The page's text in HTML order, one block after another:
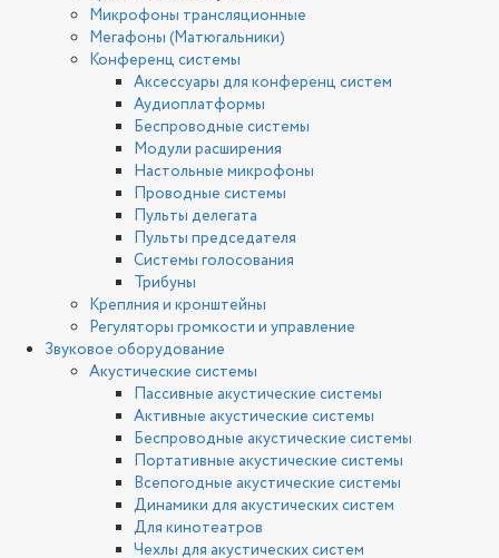
Микрофоны трансляционные
Мегафоны (Матюгальники)
Конференц системы
Аксессуары для конференц систем
Аудиоплатформы
Беспроводные системы
Модули расширения
Настольные микрофоны
Проводные системы
Пульты делегата
Пульты председателя
Системы голосования
Трибуны
Креплния и кронштейны
Регуляторы громкости и управление
Звуковое оборудование
Акустические системы
Пассивные акустические системы
Активные акустические системы
Беспроводные акустические системы
Портативные акустические системы
Всепогодные акустические системы
Динамики для акустических систем
Для кинотеатров
Чехлы для акустических систем